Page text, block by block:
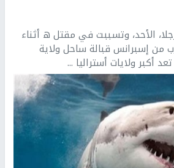
الأحد، وتسببت في مقتل ه أثناء
من إسبرانس قبالة ساحل ولاية
أكبر ولايات أستراليا ...